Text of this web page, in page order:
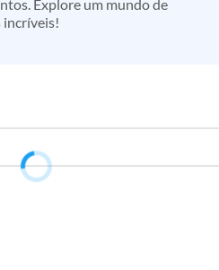
Explore um mundo de
incríveis!